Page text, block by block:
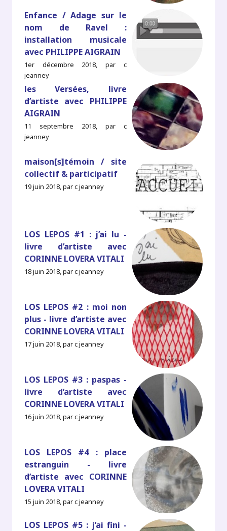
Enfance / Adage sur le
nom de Ravel :
installation musicale
avec PHILIPPE AIGRAIN
1er décembre 2018, par c
jeanney
les Versées, livre
d’artiste avec PHILIPPE
AIGRAIN
11 septembre 2018, par c
jeanney
maison[s]témoin / site
collectif & participatif
19 juin 2018, par c jeanney
LOS LEPOS #1 : j’ai lu -
livre d’artiste avec
CORINNE LOVERA VITALI
18 juin 2018, par c jeanney
LOS LEPOS #2 : moi non
plus - livre d’artiste avec
CORINNE LOVERA VITALI
17 juin 2018, par c jeanney
LOS LEPOS #3 : paspas -
livre d’artiste avec
CORINNE LOVERA VITALI
16 juin 2018, par c jeanney
LOS LEPOS #4 : place
estranguin - livre
d’artiste avec CORINNE
LOVERA VITALI
15 juin 2018, par c jeanney
LOS LEPOS #5 : j’ai fini -